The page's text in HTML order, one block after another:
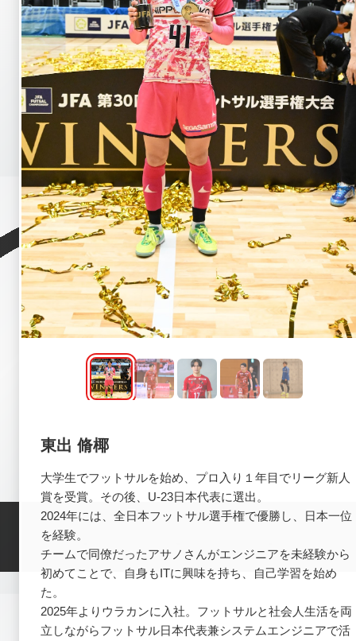
東出 脩椰
大学生でフットサルを始め、プロ入り１年目でリーグ新人
賞を受賞。その後、U-23日本代表に選出。
2024年には、全日本フットサル選手権で優勝し、日本一位
を経験。
チームで同僚だったアサノさんがエンジニアを未経験から
初めてことで、自身もITに興味を持ち、自己学習を始め
た。
2025年よりウラカンに入社。フットサルと社会人生活を両
立しながらフットサル日本代表兼システムエンジニアで活